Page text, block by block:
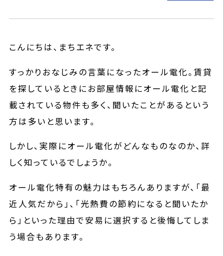
こんにちは、まちエネです。
すっかりおなじみの言葉になったオール電化。賃貸
を探しているときにお部屋情報にオール電化と記
載されている物件も多く、聞いたことがあるという
方は多いと思います。
しかし、実際にオール電化がどんなものなのか、詳
しく知っているでしょうか。
オール電化特有の魅力はもちろんありますが、「最
近人気だから」、「光熱費の節約になると聞いたか
ら」といった理由で安易に選択すると後悔してしま
う場合もあります。